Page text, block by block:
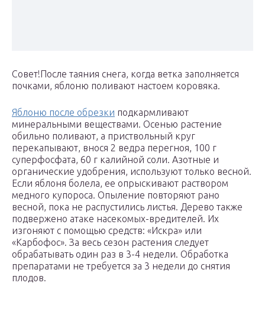
Совет!После таяния снега, когда ветка заполняется
почками, яблоню поливают настоем коровяка.
Яблоню после обрезки подкармливают
минеральными веществами. Осенью растение
обильно поливают, а приствольный круг
перекапывают, внося 2 ведра перегноя, 100 г
суперфосфата, 60 г калийной соли. Азотные и
органические удобрения, используют только весной.
Если яблоня болела, ее опрыскивают раствором
медного купороса. Опыление повторяют рано
весной, пока не распустились листья. Дерево также
подвержено атаке насекомых-вредителей. Их
изгоняют с помощью средств: «Искра» или
«Карбофос». За весь сезон растения следует
обрабатывать один раз в 3-4 недели. Обработка
препаратами не требуется за 3 недели до снятия
плодов.